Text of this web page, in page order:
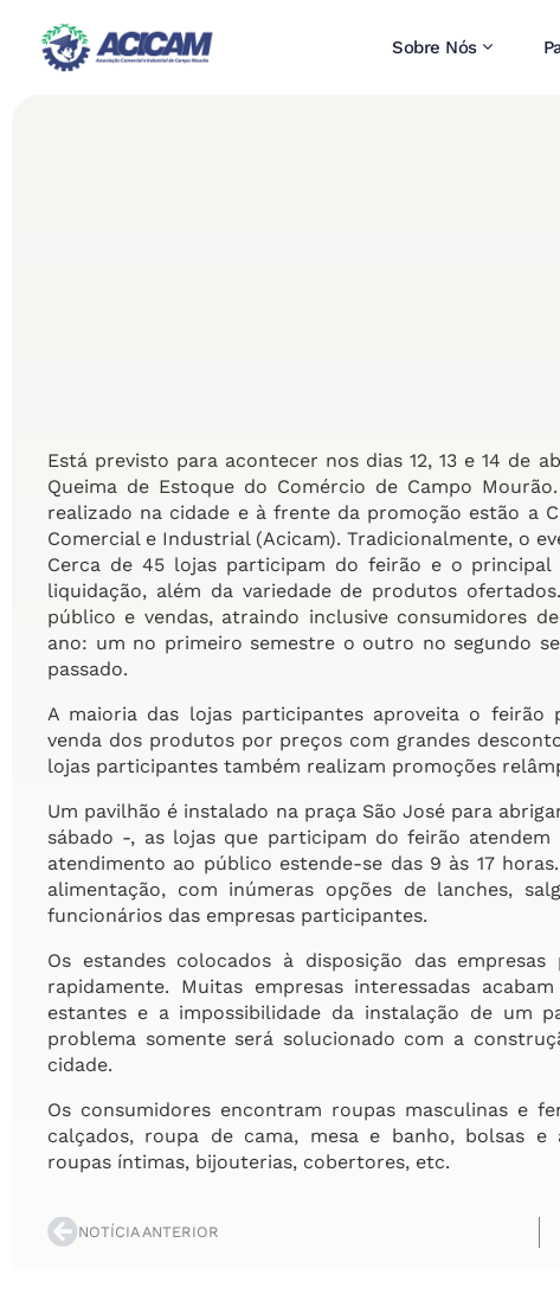
Sobre Nós
Está previsto para acontecer nos dias 12, 13 e 14 de
Queima de Estoque do Comércio de Campo
realizado na cidade e à frente da promoção estão a
Comercial e Industrial (Acicam). Tradicionalmente, o
Cerca de 45 lojas participam do feirão e o
liquidação, além da variedade de produtos
público e vendas, atraindo inclusive consumidores
ano: um no primeiro semestre o outro no segundo
passado.
A maioria das lojas participantes aproveita o feirão
venda dos produtos por preços com grandes
lojas participantes também realizam promoções
Um pavilhão é instalado na praça São José para
sábado -, as lojas que participam do feirão
atendimento ao público estende-se das 9 às 17
alimentação, com inúmeras opções de lanches,
funcionários das empresas participantes.
Os estandes colocados à disposição das
rapidamente. Muitas empresas interessadas
estantes e a impossibilidade da instalação de um
problema somente será solucionado com a
cidade.
Os consumidores encontram roupas masculinas e
calçados, roupa de cama, mesa e banho, bolsas e
roupas íntimas, bijouterias, cobertores, etc.
NOTÍCIA ANTERIOR